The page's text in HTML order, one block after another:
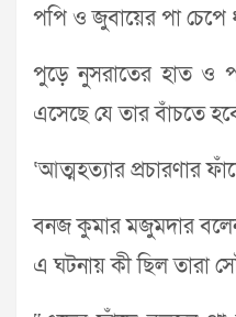
পপি ও জুবায়ের পা চেপে
পুড়ে নুসরাতের হাত ও
এসেছে যে তার বাঁচতে
‘আত্মহত্যার প্রচারণার
বনজ কুমার মজুমদার
এ ঘটনায় কী ছিল তারা